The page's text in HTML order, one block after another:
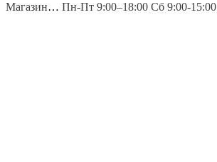
Магазины: Калуга ул. Московская д.113
Пн-Пт 9:00–18:00 Сб 9:00-15:00